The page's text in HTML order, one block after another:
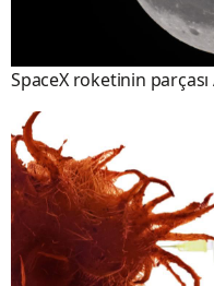
SpaceX roketinin